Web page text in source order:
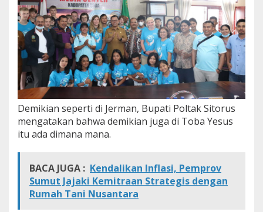
Demikian seperti di Jerman, Bupati Poltak Sitorus
mengatakan bahwa demikian juga di Toba Yesus
itu ada dimana mana.
BACA JUGA : Kendalikan Inflasi, Pemprov
Sumut Jajaki Kemitraan Strategis dengan
Rumah Tani Nusantara